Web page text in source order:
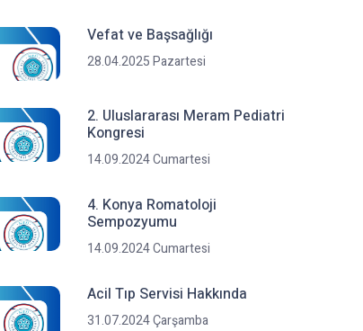
Vefat ve Başsağlığı
28.04.2025 Pazartesi
2. Uluslararası Meram Pediatri
Kongresi
14.09.2024 Cumartesi
4. Konya Romatoloji
Sempozyumu
14.09.2024 Cumartesi
Acil Tıp Servisi Hakkında
31.07.2024 Çarşamba